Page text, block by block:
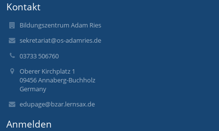
Kontakt
Bildungszentrum Adam Ries
sekretariat@os-adamries.de
03733 506760
Oberer Kirchplatz 1
09456 Annaberg-Buchholz
Germany
edupage@bzar.lernsax.de
Anmelden